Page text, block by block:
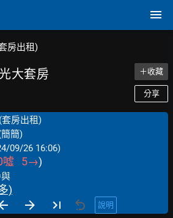
房出租)
大套房 ＋收藏
分享
(套房出租)
簡簡)
09/26 16:06)
噓 5→)
)
說明